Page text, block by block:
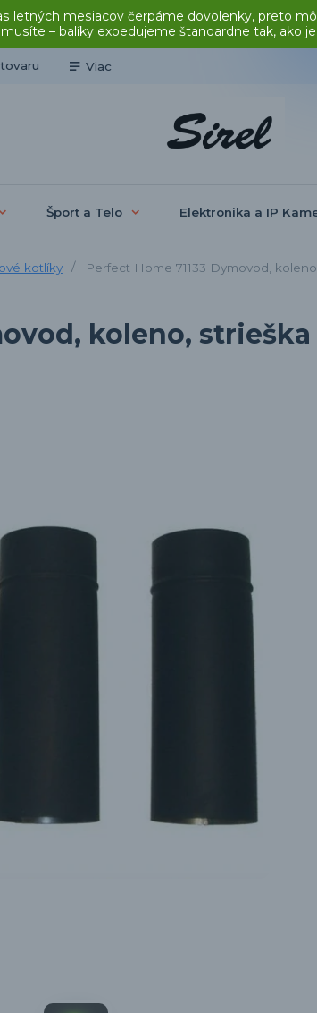
letných mesiacov čerpáme dovolenky, preto
– balíky expedujeme štandardne tak, ako
Viac
Šport a Telo Elektronika a IP
kotlíky Perfect Home 71133 Dymovod,
koleno,